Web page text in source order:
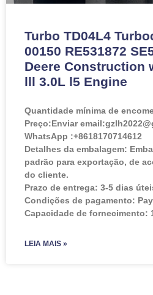
Turbo TD04L4
00150 RE531872
Deere Construction
lll 3.0L l5 Engine
Quantidade mínima de
Preço:Enviar
WhatsApp :+8618170714612
Detalhes da embalagem:
padrão para exportação, de
do cliente.
Prazo de entrega: 3-5 dias
Condições de pagamento:
Capacidade de fornecimento:
LEIA MAIS »